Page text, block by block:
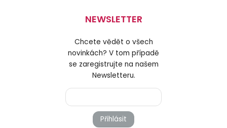
NEWSLETTER
Chcete vědět o všech
novinkách? V tom případě
se zaregistrujte na našem
Newsletteru.
Přihlásit